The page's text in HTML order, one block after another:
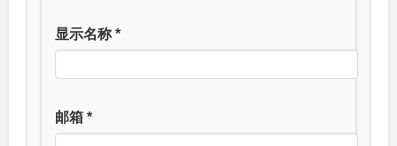
显示名称 *
邮箱 *